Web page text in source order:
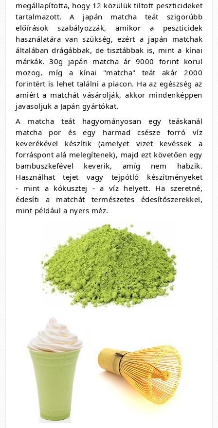
megállapította, hogy 12 közülük tiltott peszticideket
tartalmazott. A japán matcha teát szigorúbb
előírások szabályozzák, amikor a peszticidek
használatára van szükség, ezért a japán matchak
általában drágábbak, de tisztábbak is, mint a kínai
márkák. 30g japán matcha ár 9000 forint körül
mozog, míg a kínai "matcha" teát akár 2000
forintért is lehet találni a piacon. Ha az egészség az
amiért a matchát vásárolják, akkor mindenképpen
javasoljuk a Japán gyártókat.
A matcha teát hagyományosan egy teáskanál
matcha por és egy harmad csésze forró víz
keverékével készítik (amelyet vizet kevéssek a
forráspont alá melegítenek), majd ezt követően egy
bambuszkefével keverik, amíg nem habzik.
Használhat tejet vagy tejpótló készítményeket
- mint a kókusztej - a víz helyett. Ha szeretné,
édesíti a matchát természetes édesítőszerekkel,
mint például a nyers méz.